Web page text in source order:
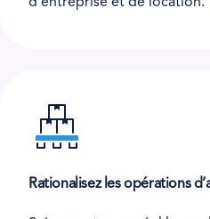
Rationalisez les opérations